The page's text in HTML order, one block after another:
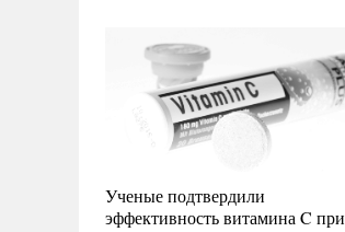
Ученые подтвердили
эффективность витамина C при